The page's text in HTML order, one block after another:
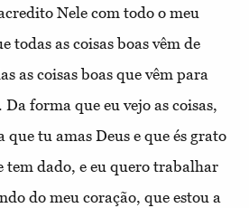
Nele com todo o meu
todas as coisas boas vêm de
as coisas boas que vêm para
forma que eu vejo as coisas,
tu amas Deus e que és grato
tem dado, e eu quero trabalhar
do meu coração, que estou a